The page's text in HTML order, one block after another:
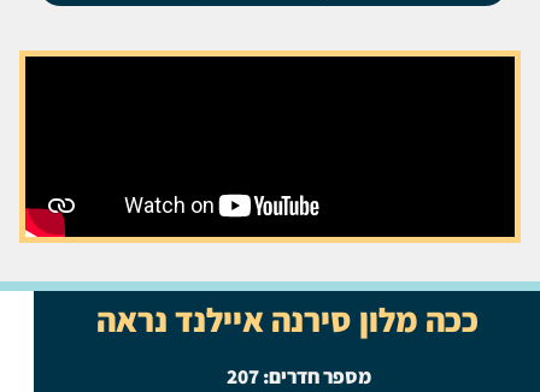
ככה מלון סירנה איילנד נראה
מספר חדרים:207